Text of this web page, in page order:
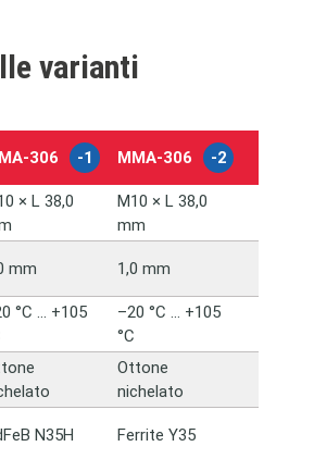
varianti
-1 MMA‑306 -2
× L 38,0
M10 × L 38,0
mm
mm 1,0 mm
°C … +105
–20 °C … +105
°C
Ottone
nichelato
N35H Ferrite Y35